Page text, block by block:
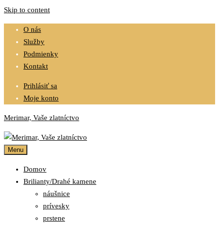
Skip to content
O nás
Služby
Podmienky
Kontakt
Prihlásiť sa
Moje konto
Merimar, Vaše zlatníctvo
Menu
Domov
Brilianty/Drahé kamene
náušnice
prívesky
prstene